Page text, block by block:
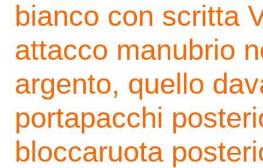
bianco con scritta
attacco manubrio
argento, quello
portapacchi
bloccaruota